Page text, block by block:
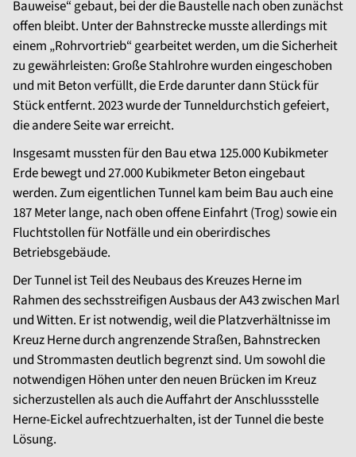
Bauweise“ gebaut, bei der die Baustelle nach oben zunächst
offen bleibt. Unter der Bahnstrecke musste allerdings mit
einem „Rohrvortrieb“ gearbeitet werden, um die Sicherheit
zu gewährleisten: Große Stahlrohre wurden eingeschoben
und mit Beton verfüllt, die Erde darunter dann Stück für
Stück entfernt. 2023 wurde der Tunneldurchstich gefeiert,
die andere Seite war erreicht.
Insgesamt mussten für den Bau etwa 125.000 Kubikmeter
Erde bewegt und 27.000 Kubikmeter Beton eingebaut
werden. Zum eigentlichen Tunnel kam beim Bau auch eine
187 Meter lange, nach oben offene Einfahrt (Trog) sowie ein
Fluchtstollen für Notfälle und ein oberirdisches
Betriebsgebäude.
Der Tunnel ist Teil des Neubaus des Kreuzes Herne im
Rahmen des sechsstreifigen Ausbaus der A43 zwischen Marl
und Witten. Er ist notwendig, weil die Platzverhältnisse im
Kreuz Herne durch angrenzende Straßen, Bahnstrecken
und Strommasten deutlich begrenzt sind. Um sowohl die
notwendigen Höhen unter den neuen Brücken im Kreuz
sicherzustellen als auch die Auffahrt der Anschlussstelle
Herne-Eickel aufrechtzuerhalten, ist der Tunnel die beste
Lösung.